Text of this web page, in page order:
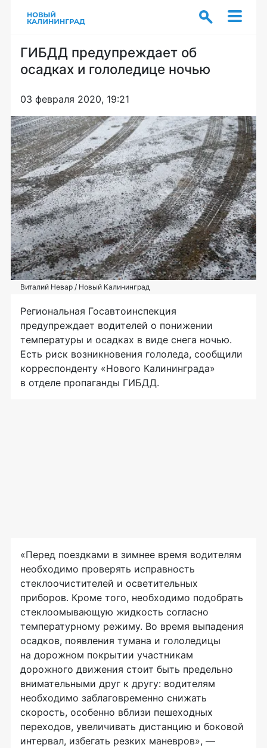
ГИБДД предупреждает об
осадках и гололедице ночью
03 февраля 2020, 19:21
Виталий Невар / Новый Калининград
Региональная Госавтоинспекция
предупреждает водителей о понижении
температуры и осадках в виде снега ночью.
Есть риск возникновения гололеда, сообщили
корреспонденту «Нового Калининграда»
в отделе пропаганды ГИБДД.
«Перед поездками в зимнее время водителям
необходимо проверять исправность
стеклоочистителей и осветительных
приборов. Кроме того, необходимо подобрать
стеклоомывающую жидкость согласно
температурному режиму. Во время выпадения
осадков, появления тумана и гололедицы
на дорожном покрытии участникам
дорожного движения стоит быть предельно
внимательными друг к другу: водителям
необходимо заблаговременно снижать
скорость, особенно вблизи пешеходных
переходов, увеличивать дистанцию и боковой
интервал, избегать резких маневров», —